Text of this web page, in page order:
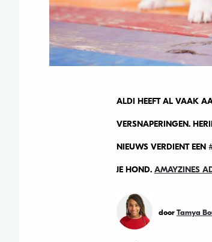
ALDI HEEFT AL VAAK
VERSNAPERINGEN.
NIEUWS VERDIENT EEN
JE HOND. AMAYZINES
door Tamya